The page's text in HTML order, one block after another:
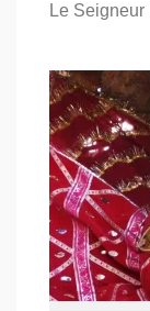
du
Sandarbha,
51)
–
Partie
6
Le